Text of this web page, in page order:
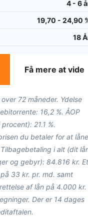
4 - 6
19,70 - 24,90
18
Få mere at vide
72 måneder. Ydelse
16,2 %. ÅOP
21.1 %.
du betaler for at låne
i alt (dit
og gebyr): 84.816 kr. Et
33 kr. pr. md. samt
af lån på 4.000 kr.
Der er 14 dages